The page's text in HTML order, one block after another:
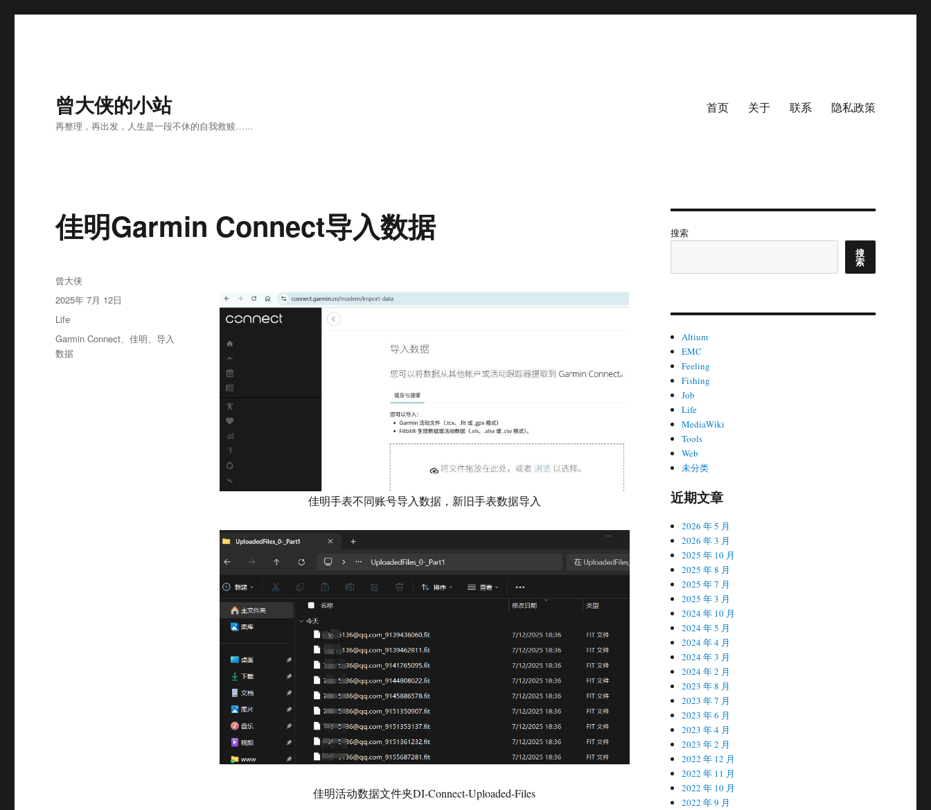
曾大侠的小站
再整理，再出发，人生是一段不休的自我救赎……
首页 关于 联系 隐私政策
佳明Garmin Connect导入数据
佳明手表不同账号导入数据，新旧手表数据导入
佳明活动数据文件夹DI-Connect-Uploaded-Files
作
者
曾大侠
发
布
2025年 7月 12日
分
类
Life
标
签
Garmin Connect、佳明、导入
数据
搜索
搜
索
Altium
EMC
Feeling
Fishing
Job
Life
MediaWiki
Tools
Web
未分类
近期文章
2026 年 5 月
2026 年 3 月
2025 年 10 月
2025 年 8 月
2025 年 7 月
2025 年 3 月
2024 年 10 月
2024 年 5 月
2024 年 4 月
2024 年 3 月
2024 年 2 月
2023 年 8 月
2023 年 7 月
2023 年 6 月
2023 年 4 月
2023 年 2 月
2022 年 12 月
2022 年 11 月
2022 年 10 月
2022 年 9 月